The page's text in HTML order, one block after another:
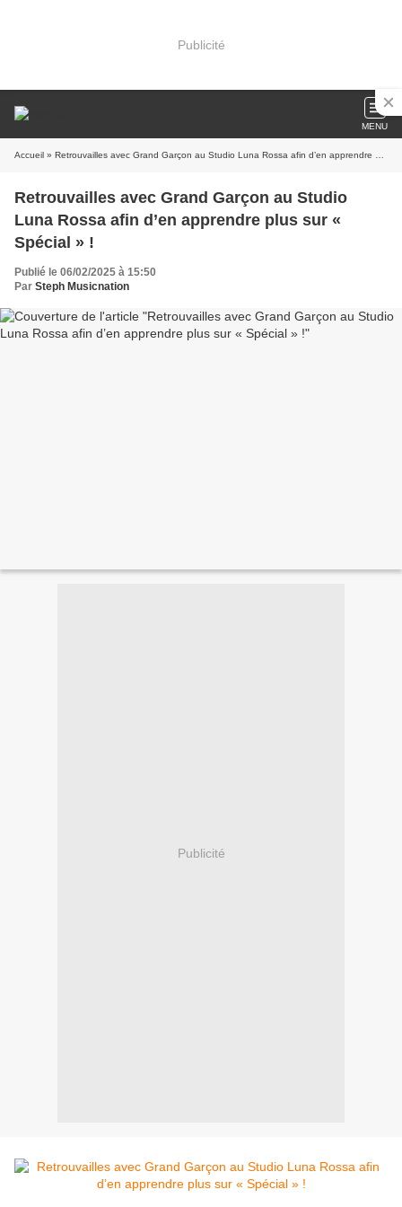
Publicité
MENU
Accueil » Retrouvailles avec Grand Garçon au Studio Luna Rossa afin d’en apprendre plus sur « Spécial » !
Retrouvailles avec Grand Garçon au Studio
Luna Rossa afin d’en apprendre plus sur «
Spécial » !
Publié le 06/02/2025 à 15:50
Par Steph Musicnation
Publicité